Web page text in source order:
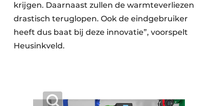
krijgen. Daarnaast zullen de warmteverliezen
drastisch teruglopen. Ook de eindgebruiker
heeft dus baat bij deze innovatie”, voorspelt
Heusinkveld.